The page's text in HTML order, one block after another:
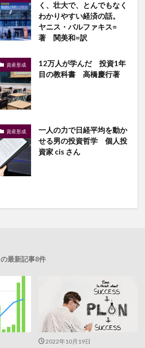
く、壮大で、とんでもなく
わかりやすい経済の話。
ヤニス・バルファキス=
著 関美和=訳
資産形成
12万人が学んだ 投資1年
目の教科書 高橋慶行著
資産形成
一人の力で日経平均を動か
せる男の投資哲学 個人投
資家 cis さん
の最新記事8件
2022年10月19日